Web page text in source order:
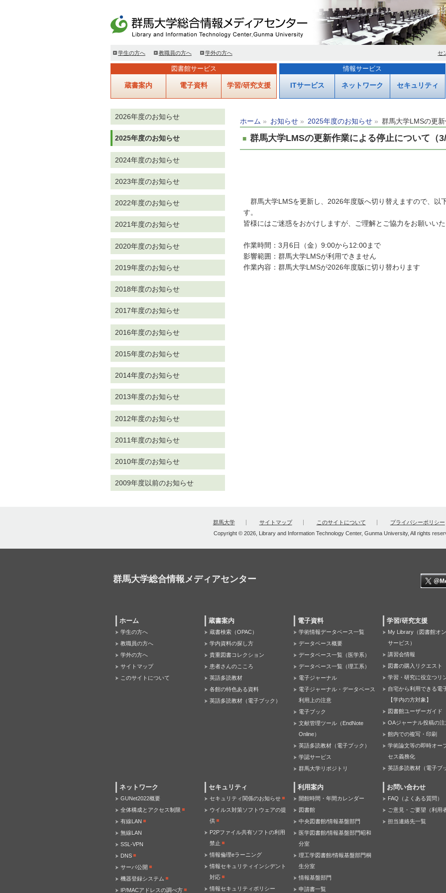
セ
学生の方へ 教職員の方へ 学外の方へ
図書館サービス
蔵書案内 電子資料 学習/研究支援
情報サービス
ITサービス ネットワーク セキュリティ
ホーム お知らせ 2025年度のお知らせ 群馬大学LMSの更
群馬大学LMSの更新作業による停止について（
群馬大学LMSを更新し、2026年度版へ切り替えますので、以
す。
皆様にはご迷惑をおかけしますが、ご理解とご協力をお願いい
作業時間：3月6日（金）9:00から12:00まで
影響範囲：群馬大学LMSが利用できません
作業内容：群馬大学LMSが2026年度版に切り替わります
2026年度のお知らせ
2025年度のお知らせ
2024年度のお知らせ
2023年度のお知らせ
2022年度のお知らせ
2021年度のお知らせ
2020年度のお知らせ
2019年度のお知らせ
2018年度のお知らせ
2017年度のお知らせ
2016年度のお知らせ
2015年度のお知らせ
2014年度のお知らせ
2013年度のお知らせ
2012年度のお知らせ
2011年度のお知らせ
2010年度のお知らせ
2009年度以前のお知らせ
群馬大学 サイトマップ このサイトについて
プライバシーポリシー
Copyright © 2026, Library and Information Technology Center, Gunma University, All rights
群馬大学総合情報メディアセンター
ホーム
学生の方へ
教職員の方へ
学外の方へ
サイトマップ
このサイトについて
蔵書案内
蔵書検索（OPAC）
学内資料の探し方
貴重図書コレクション
患者さんのこころ
英語多読教材
各館の特色ある資料
英語多読教材（電子ブック）
電子資料
学術情報データベース一覧
データベース概要
データベース一覧（医学系）
データベース一覧（理工系）
電子ジャーナル
電子ジャーナル・データベース
利用上の注意
電子ブック
文献管理ツール（EndNote
Online）
英語多読教材（電子ブック）
学認サービス
群馬大学リポジトリ
学習/研究支援
My Library（図書館オ
サービス）
講習会情報
図書の購入リクエスト
学習・研究に役立つリ
自宅から利用できる電
【学内の方対象】
図書館ユーザーガイド
OAジャーナル投稿の注
館内での複写・印刷
学術論文等の即時オー
セス義務化
英語多読教材（電子ブ
ネットワーク
GUNet2022概要
全体構成とアクセス制限
有線LAN
無線LAN
SSL-VPN
DNS
サーバ公開
機器登録システム
IP/MACアドレスの調べ方
セキュリティ
セキュリティ関係のお知らせ
ウイルス対策ソフトウェアの提
供
P2Pファイル共有ソフトの利用
禁止
情報倫理eラーニング
情報セキュリティインシデント
対応
情報セキュリティポリシー
利用案内
開館時間・年間カレンダー
図書館
中央図書館/情報基盤部門
医学図書館/情報基盤部門昭和
分室
理工学図書館/情報基盤部門桐
生分室
情報基盤部門
申請書一覧
お問い合わせ
FAQ（よくある質問）
ご意見・ご要望（利用
担当連絡先一覧